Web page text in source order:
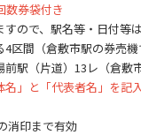
数券袋付き
日付等はすべて
倉敷市駅の券売機で
（片道）13レ（倉敷
」と「代表者名」を記入
印まで有効